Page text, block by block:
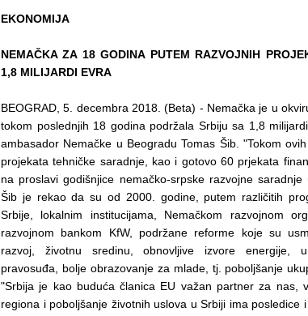
EKONOMIJA
NEMAČKA ZA 18 GODINA PUTEM RAZVOJNIH
1,8 MILIJARDI EVRA
BEOGRAD, 5. decembra 2018. (Beta) - Nemačka je u
tokom poslednjih 18 godina podržala Srbiju sa 1,8
ambasador Nemačke u Beogradu Tomas Šib. "Tokom
projekata tehničke saradnje, kao i gotovo 60 prjekata
na proslavi godišnjice nemačko-srpske razvojne saradnje
Šib je rekao da su od 2000. godine, putem različitih
Srbije, lokalnim institucijama, Nemačkom razvojnom
razvojnom bankom KfW, podržane reforme koje su
razvoj, životnu sredinu, obnovljive izvore energije,
pravosuđa, bolje obrazovanje za mlade, tj. poboljšanje
"Srbija je kao buduća članica EU važan partner za nas,
regiona i poboljšanje životnih uslova u Srbiji ima posledice